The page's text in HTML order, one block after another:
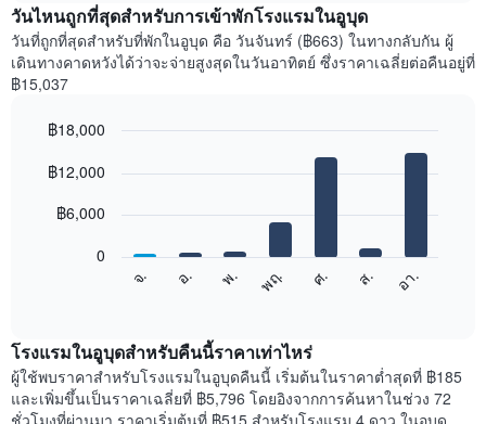
แสดง
ราคา
เฉลี่ย
ของ
ห้อง
ใน
เดือน
เดือน
แผนภูมิ
มี
แกน
วันไหนถูกที่สุดสำหรับการเข้าพักโรงแรมในอูบุด
วันที่ถูกที่สุดสำหรับที่พักในอูบุด คือ วันจันทร์ (฿663) ในทางกลับกัน ผู้
เดินทางคาดหวังได้ว่าจะจ่ายสูงสุดในวันอาทิตย์ ซึ่งราคาเฉลี่ยต่อคืนอยู่ที่
฿15,037
chart
bars.
แสดง
ราคา
เฉลี่ย
ของ
graphic.
จ. อ. พ. พฤ. ศ. ส. อา.
0
฿6,000
฿12,000
฿18,000
โรงแรมในอูบุดสำหรับคืนนี้ราคาเท่าไหร่
ผู้ใช้พบราคาสำหรับโรงแรมในอูบุดคืนนี้ เริ่มต้นในราคาต่ำสุดที่ ฿185
และเพิ่มขึ้นเป็นราคาเฉลี่ยที่ ฿5,796 โดยอิงจากการค้นหาในช่วง 72